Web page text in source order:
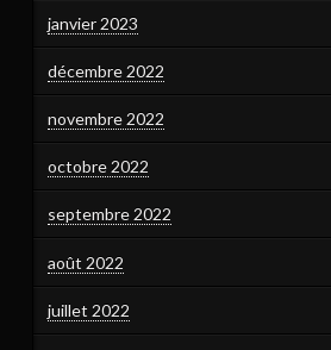
janvier 2023
décembre 2022
novembre 2022
octobre 2022
septembre 2022
août 2022
juillet 2022